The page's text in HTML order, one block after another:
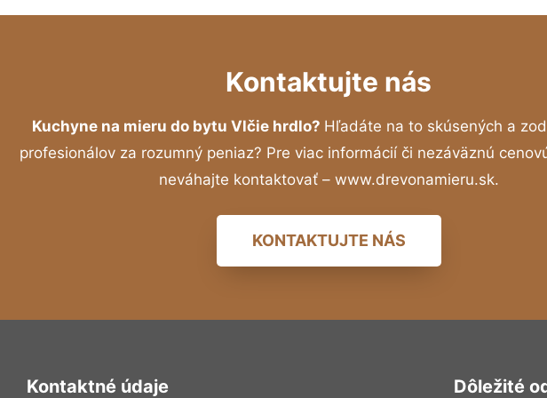
Kontaktujte nás
Kuchyne na mieru do bytu Vlčie hrdlo? Hľadáte na to skúsených a
profesionálov za rozumný peniaz? Pre viac informácií či nezáväznú
neváhajte kontaktovať – www.drevonamieru.sk.
KONTAKTUJTE NÁS
Kontaktné údaje Dôležité